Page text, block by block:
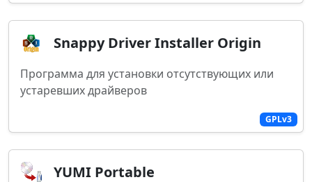
GPLv3
Snappy Driver Installer Origin
Программа для установки отсутствующих или
устаревших драйверов
YUMI Portable